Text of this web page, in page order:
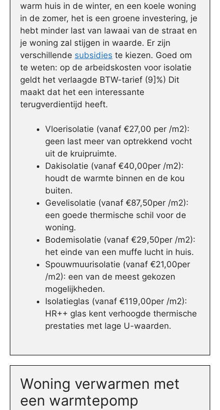
warm huis in de winter, en een koele woning
in de zomer, het is een groene investering, je
hebt minder last van lawaai van de straat en
je woning zal stijgen in waarde. Er zijn
verschillende subsidies te kiezen. Goed om
te weten: op de arbeidskosten voor isolatie
geldt het verlaagde BTW-tarief (9]%) Dit
maakt dat het een interessante
terugverdientijd heeft.
Vloerisolatie (vanaf €27,00 per /m2):
geen last meer van optrekkend vocht
uit de kruipruimte.
Dakisolatie (vanaf €40,00per /m2):
houdt de warmte binnen en de kou
buiten.
Gevelisolatie (vanaf €87,50per /m2):
een goede thermische schil voor de
woning.
Bodemisolatie (vanaf €29,50per /m2):
het einde van een muffe lucht in huis.
Spouwmuurisolatie (vanaf €21,00per
/m2): een van de meest gekozen
mogelijkheden.
Isolatieglas (vanaf €119,00per /m2):
HR++ glas kent verhoogde thermische
prestaties met lage U-waarden.
Woning verwarmen met
een warmtepomp